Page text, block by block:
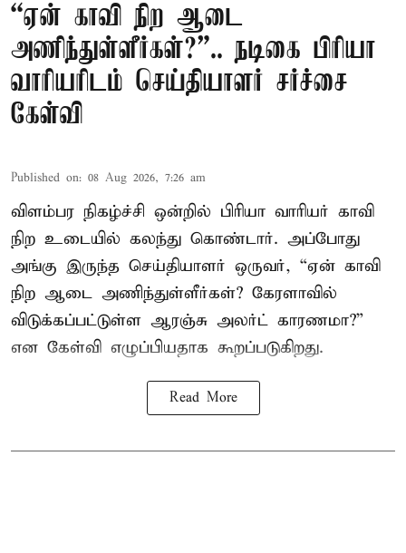
“ஏன் காவி நிற ஆடை
அணிந்துள்ளீர்கள்?”.. நடிகை பிரியா
வாரியரிடம் செய்தியாளர் சர்ச்சை
கேள்வி
Published on: 08 Aug 2026, 7:26 am
விளம்பர நிகழ்ச்சி ஒன்றில் பிரியா வாரியர் காவி
நிற உடையில் கலந்து கொண்டார். அப்போது
அங்கு இருந்த செய்தியாளர் ஒருவர், “ஏன் காவி
நிற ஆடை அணிந்துள்ளீர்கள்? கேரளாவில்
விடுக்கப்பட்டுள்ள ஆரஞ்சு அலர்ட் காரணமா?”
என கேள்வி எழுப்பியதாக கூறப்படுகிறது.
Read More